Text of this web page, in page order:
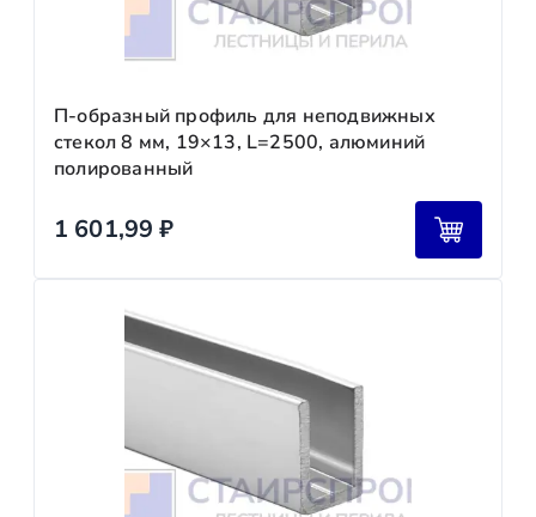
П-образный профиль для неподвижных
стекол 8 мм, 19×13, L=2500, алюминий
полированный
1 601,99₽